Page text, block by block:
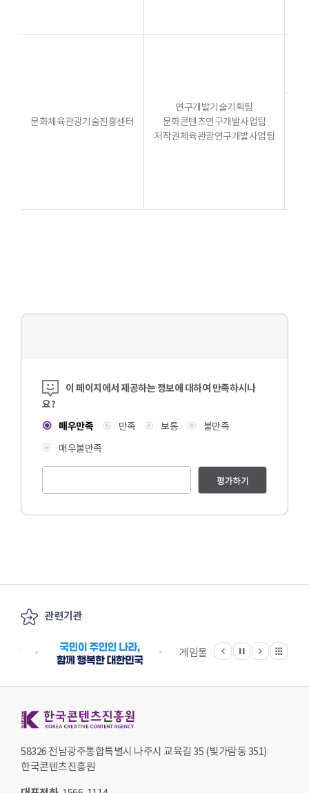
문화체육관광기술진흥센터
연구개발기술기획팀
문화콘텐츠연구개발사업팀
저작권체육관광연구개발사업팀
콘텐츠 만족도 조사
이 페이지에서 제공하는 정보에 대하여 만족하시나
요?
매우만족
만족 보통
불만족
매우불만족
평가하기
관련기관
게임물관리위원회
이전
정지
다음 관련기관 전체보기
58326 전남광주통합특별시 나주시 교육길 35 (빛가람동 351)
한국콘텐츠진흥원